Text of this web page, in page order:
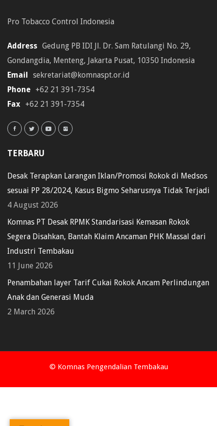
Pro Tobacco Control Indonesia
Address Gedung PB IDI Jl. Dr. Sam Ratulangi No. 29,
Gondangdia, Menteng, Jakarta Pusat, 10350 Indonesia
Email
sekretariat@komnaspt.or.id
Phone +62 21 391-7354
Fax +62 21 391-7354
TERBARU
Desak Terapkan Larangan Iklan/Promosi Rokok di Medsos
sesuai PP 28/2024, Kasus Bigmo Seharusnya Tidak Terjadi
4 August 2026
Komnas PT Desak RPMK Standarisasi Kemasan Rokok
Segera Disahkan, Bantah Klaim Ancaman PHK Massal dari
Industri Tembakau
11 June 2026
Penambahan layer Tarif Cukai Rokok Ancam Perlindungan
Anak dan Generasi Muda
2 March 2026
© Komnas Pengendalian Tembakau